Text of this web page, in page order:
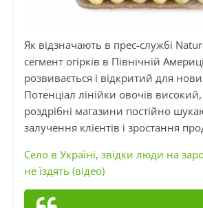
Як відзначають в прес-службі
сегмент огірків в Північній
розвивається і відкритий для
Потенціал лінійки овочів високий,
роздрібні магазини постійно
залучення клієнтів і зростання
Село в Україні, звідки люди на
не їздять (відео)